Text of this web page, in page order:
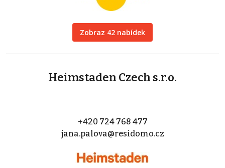
Zobraz 42 nabídek
Heimstaden Czech s.r.o.
+420 724 768 477
jana.palova@residomo.cz